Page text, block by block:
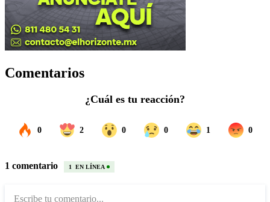
Comentarios